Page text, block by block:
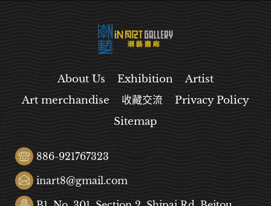
About Us Exhibition
Artist
Art merchandise
收藏交流
Privacy Policy
Sitemap
886-921767323
inart8@gmail.com